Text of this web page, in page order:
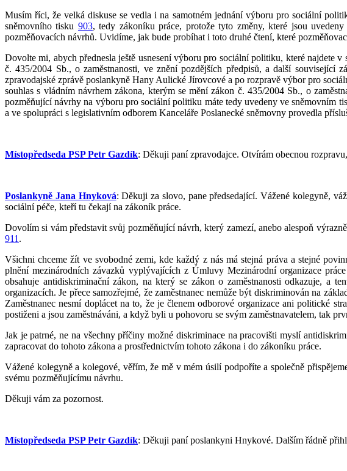
Musím říci, že velká diskuse se vedla i na samotném jednání výboru pro sociální
sněmovního tisku 903, tedy zákoníku práce, protože tyto změny, které jsou
pozměňovacích návrhů. Uvidíme, jak bude probíhat i toto druhé čtení, které
Dovolte mi, abych přednesla ještě usnesení výboru pro sociální politiku, které najdete
č. 435/2004 Sb., o zaměstnanosti, ve znění pozdějších předpisů, a další související
zpravodajské zprávě poslankyně Hany Aulické Jírovcové a po rozpravě výbor pro
souhlas s vládním návrhem zákona, kterým se mění zákon č. 435/2004 Sb., o
pozměňující návrhy na výboru pro sociální politiku máte tedy uvedeny ve sněmovním
a ve spolupráci s legislativním odborem Kanceláře Poslanecké sněmovny provedla
Místopředseda PSP Petr Gazdík: Děkuji paní zpravodajce. Otvírám obecnou
Poslankyně Jana Hnyková: Děkuji za slovo, pane předsedající. Vážené kolegyně,
sociální péče, kteří tu čekají na zákoník práce.
Dovolím si vám představit svůj pozměňující návrh, který zamezí, anebo alespoň
911 .
Všichni chceme žít ve svobodné zemi, kde každý z nás má stejná práva a stejné
plnění mezinárodních závazků vyplývajících z Úmluvy Mezinárodní organizace
obsahuje antidiskriminační zákon, na který se zákon o zaměstnanosti odkazuje, a
organizacích. Je přece samozřejmé, že zaměstnanec nemůže být diskriminován na
Zaměstnanec nesmí doplácet na to, že je členem odborové organizace ani politické
postiženi a jsou zaměstnáváni, a když byli u pohovoru se svým zaměstnavatelem, tak
Jak je patrné, ne na všechny příčiny možné diskriminace na pracovišti myslí
zapracovat do tohoto zákona a prostřednictvím tohoto zákona i do zákoníku práce.
Vážené kolegyně a kolegové, věřím, že mě v mém úsilí podpoříte a společně
svému pozměňujícímu návrhu.
Děkuji vám za pozornost.
Místopředseda PSP Petr Gazdík: Děkuji paní poslankyni Hnykové. Dalším řádně